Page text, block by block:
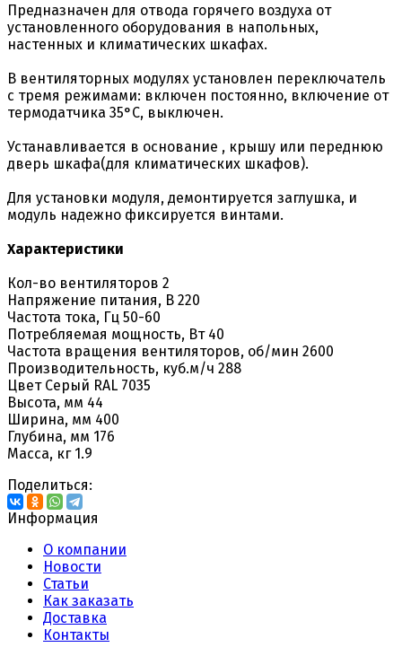
Предназначен для отвода горячего воздуха от
установленного оборудования в напольных,
настенных и климатических шкафах.
В вентиляторных модулях установлен переключатель
с тремя режимами: включен постоянно, включение от
термодатчика 35°С, выключен.
Устанавливается в основание , крышу или переднюю
дверь шкафа(для климатических шкафов).
Для установки модуля, демонтируется заглушка, и
модуль надежно фиксируется винтами.
Характеристики
Кол-во вентиляторов 2
Напряжение питания, В 220
Частота тока, Гц 50-60
Потребляемая мощность, Вт 40
Частота вращения вентиляторов, об/мин 2600
Производительность, куб.м/ч 288
Цвет Серый RAL 7035
Высота, мм 44
Ширина, мм 400
Глубина, мм 176
Масса, кг 1.9
Поделиться:
Информация
О компании
Новости
Статьи
Как заказать
Доставка
Контакты